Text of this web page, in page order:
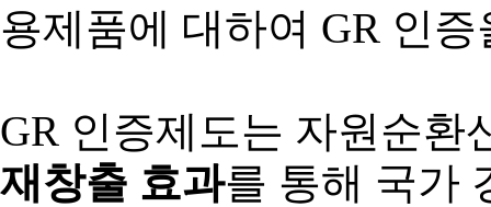
용제품에 대하여 GR 인
GR 인증제도는 자원순환
재창출 효과를 통해 국가